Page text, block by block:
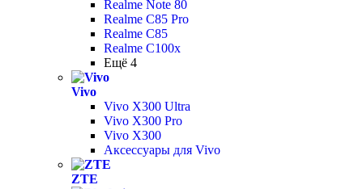
Realme Note 80
Realme C85 Pro
Realme C85
Realme C100x
Ещё 4
Vivo
Vivo X300 Ultra
Vivo X300 Pro
Vivo X300
Аксессуары для Vivo
ZTE